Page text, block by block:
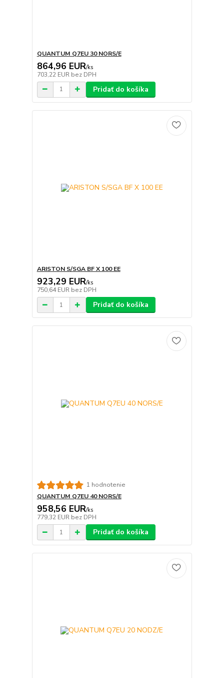
QUANTUM Q7EU 30 NORS/E
864,96 EUR/ks
703,22 EUR bez DPH
Pridať do košíka
ARISTON S/SGA BF X 100 EE
923,29 EUR/ks
750,64 EUR bez DPH
Pridať do košíka
1 hodnotenie
QUANTUM Q7EU 40 NORS/E
958,56 EUR/ks
779,32 EUR bez DPH
Pridať do košíka